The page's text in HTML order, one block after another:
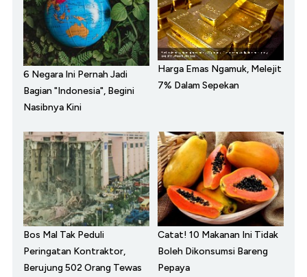
6 Negara Ini Pernah Jadi
Bagian "Indonesia", Begini
Nasibnya Kini
Harga Emas Ngamuk, Melejit
7% Dalam Sepekan
Bos Mal Tak Peduli
Peringatan Kontraktor,
Berujung 502 Orang Tewas
Catat! 10 Makanan Ini Tidak
Boleh Dikonsumsi Bareng
Pepaya